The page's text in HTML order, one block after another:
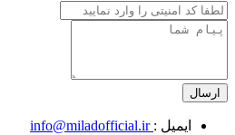
ایمیل : info@miladofficial.ir